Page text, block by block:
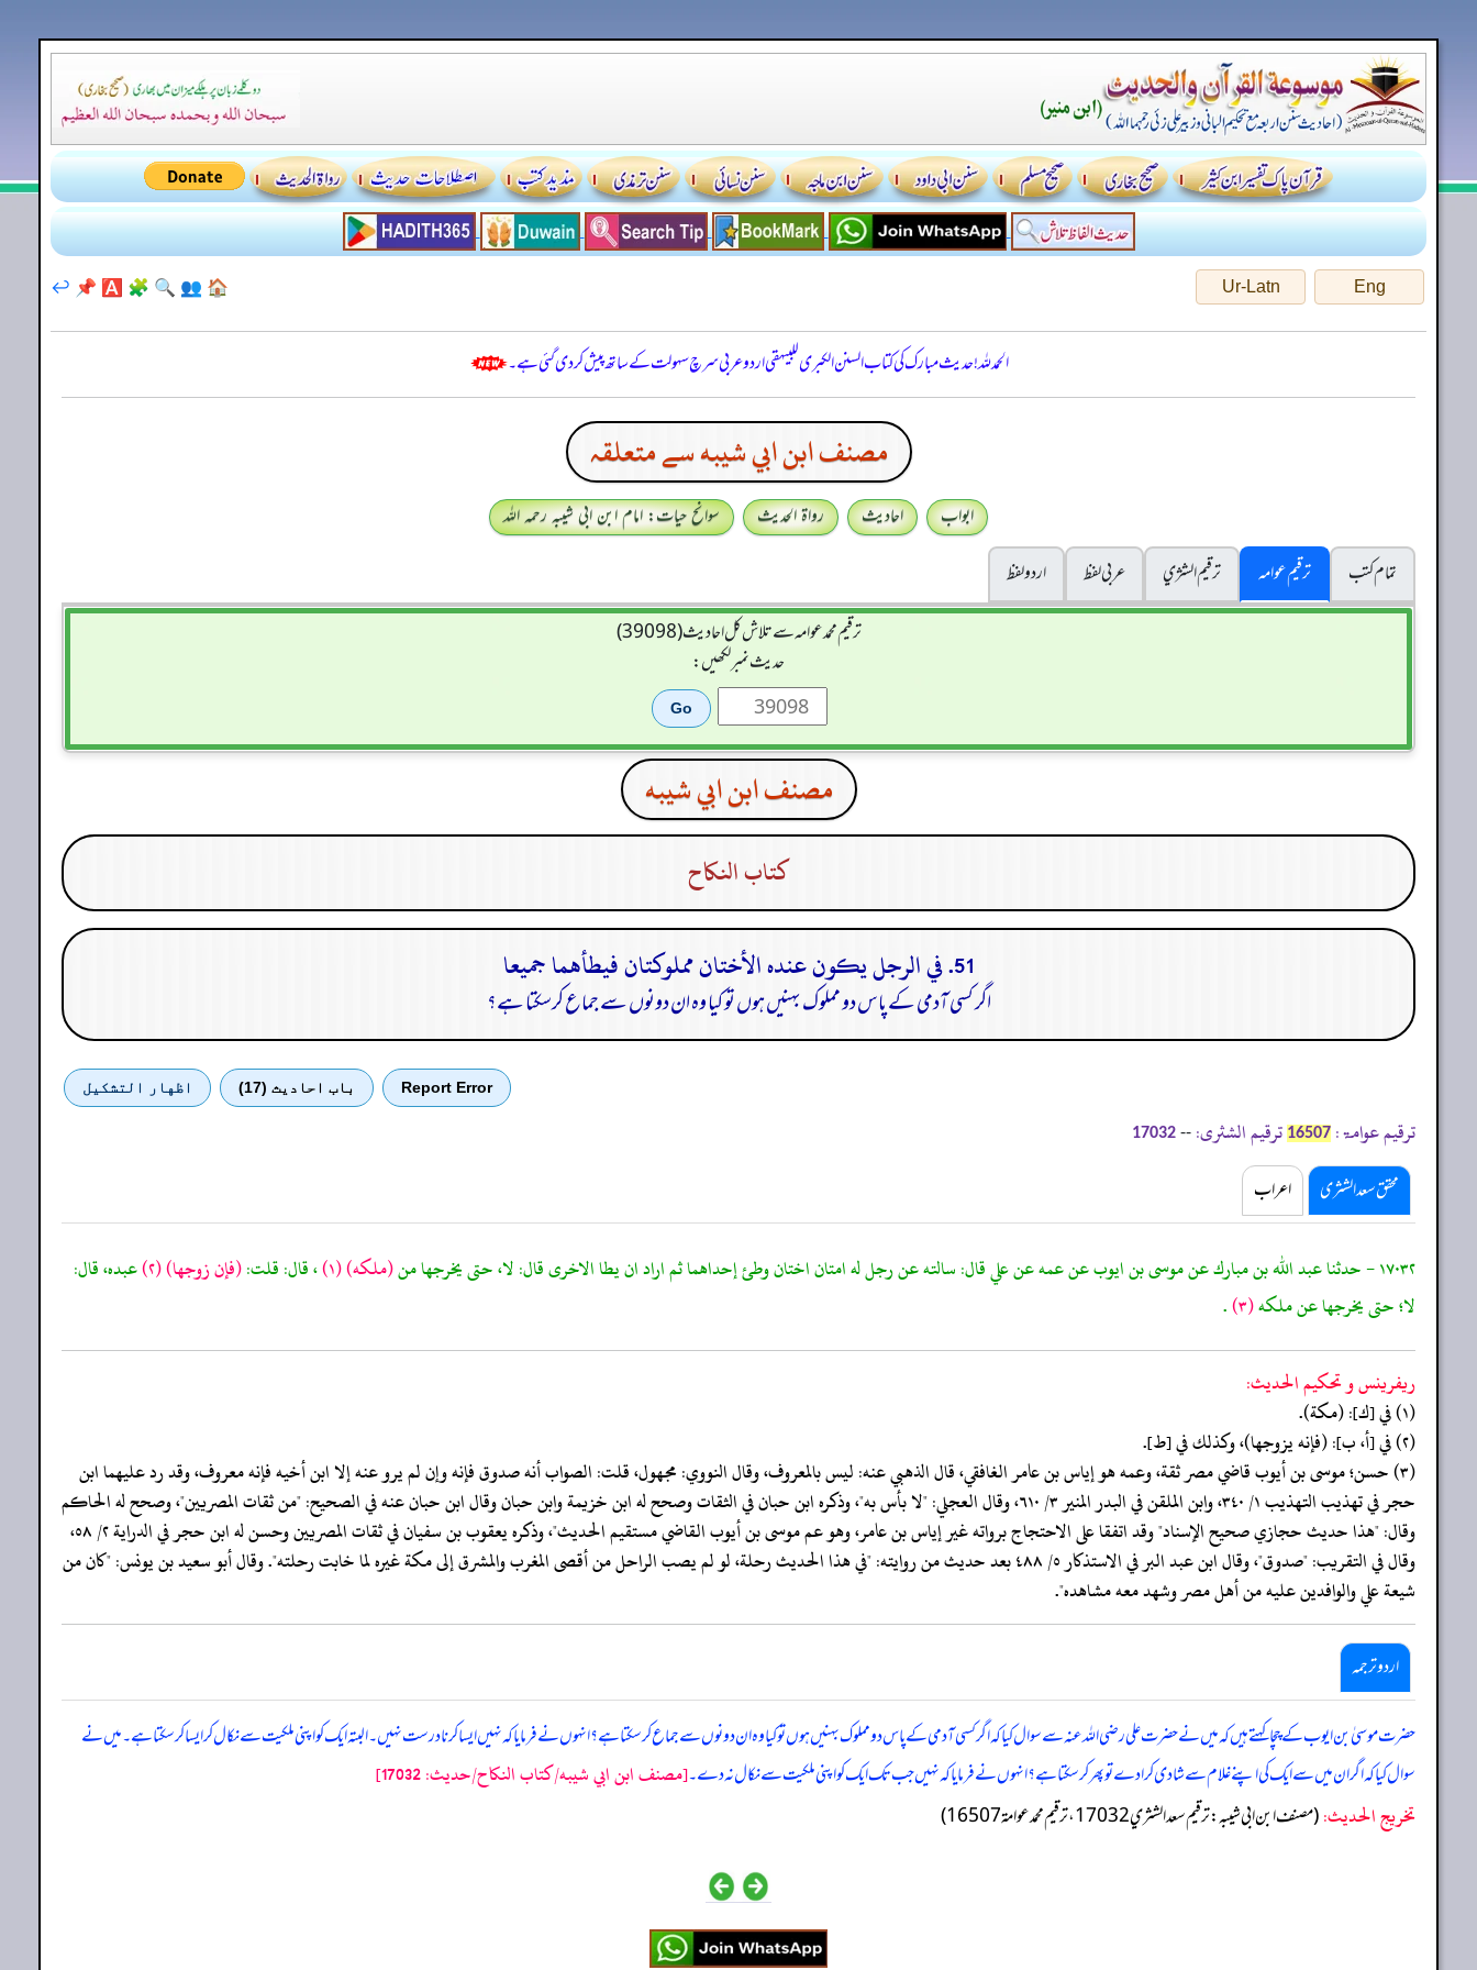
Eng
Ur-Latn
🏠
👥
🔍
🧩
🅰️
📌
↩️
الحمدللہ! حدیث مبارک کی کتاب السنن الكبرى للبيهقي اردو عربی سرچ سہولت کے ساتھ پیش کر دی گئی ہے۔
مصنف ابن ابي شيبه سے متعلقہ
ابواب احادیث رواۃ الحدیث
سوانح حیات: امام ابن ابی شیبہ رحمہ اللہ
تمام کتب
ترقیم عوامہ ترقيم الشژي عربی لفظ
اردو لفظ
ترقیم محمدعوامہ سے تلاش کل احادیث (39098)
حدیث نمبر لکھیں:
مصنف ابن ابي شيبه
كتاب النكاح
51. في الرجل يكون عنده الأختان مملوكتان فيطأهما جميعا
اگر کسی آدمی کے پاس دو مملوک بہنیں ہوں تو کیا وہ ان دونوں سے جماع کرسکتا ہے؟
Report Error باب احادیث (17) اظهار التشكيل
ترقیم عوامۃ: 16507 ترقیم الشثری: --
17032
محقق سعد الشثری اعراب
١٧٠٣٢ - حدثنا عبد الله بن مبارك عن موسى بن ايوب عن عمه عن علي قال: سالته عن رجل له امتان اختان وطئ إحداهما ثم اراد ان يطا الاخرى قال: لا، حتى يخرجها من (ملكه)(١) ، قال: قلت:(فإن زوجها)(٢) عبده، قال:
لا؛ حتى يخرجها عن ملكه(٣) .
ريفرينس و تحكيم الحدیث:
(١) في [ك]: (مكة).
(٢) في [أ، ب]: (فإنه يزوجها)، وكذلك في [ط].
(٣) حسن؛ موسى بن أيوب قاضي مصر ثقة، وعمه هو إياس بن عامر الغافقي، قال الذهبي عنه: ليس بالمعروف، وقال النووي: مجهول، قلت: الصواب أنه صدوق فإنه وإن لم يرو عنه إلا ابن أخيه فإنه معروف، وقد رد عليهما ابن
حجر في تهذيب التهذيب ١/ ٣٤٠، وابن الملقن في البدر المنير ٣/ ٦١٠، وقال العجلي: "لا بأس به"، وذكره ابن حبان في الثقات وصحح له ابن خزيمة وابن حبان وقال ابن حبان عنه في الصحيح: "من ثقات المصريين"، وصحح له الحاكم
وقال: "هذا حديث حجازي صحيح الإسناد" وقد اتفقا على الاحتجاج برواته غير إياس بن عامر، وهو عم موسى بن أيوب القاضي مستقيم الحديث"، وذكره يعقوب بن سفيان في ثقات المصريين وحسن له ابن حجر في الدراية ٢/ ٥٨،
وقال في التقريب: "صدوق"، وقال ابن عبد البر في الاستذكار ٥/ ٤٨٨ بعد حديث من روايته: "في هذا الحديث رحلة، لو لم يصب الراحل من أقصى المغرب والمشرق إلى مكة غيره لما خابت رحلته". وقال أبو سعيد بن يونس: "كان من
شيعة علي والوافدين عليه من أهل مصر وشهد معه مشاهده".
اردو ترجمہ
حضرت موسیٰ بن ایوب کے چچا کہتے ہیں کہ میں نے حضرت علی رضی اللہ عنہ سے سوال کیا کہ اگر کسی آدمی کے پاس دو مملوک بہنیں ہوں تو کیا وہ ان دونوں سے جماع کرسکتا ہے؟ انہوں نے فرمایا کہ نہیں ایسا کرنا درست نہیں۔ ا لبتہ ایک کو اپنی ملکیت سے نکال کر ایسا کرسکتا ہے۔ میں نے
سوال کیا کہ اگر ان میں سے ایک کی اپنے غلام سے شادی کرا دے تو پھر کرسکتا ہے؟ انہوں نے فرمایا کہ نہیں جب تک ایک کو اپنی ملکیت سے نکال نہ دے۔[مصنف ابن ابي شيبه/كتاب النكاح/حدیث: 17032]
تخریج الحدیث:(مصنف ابن ابي شيبه: ترقيم سعد الشثري 17032، ترقيم محمد عوامة 16507)